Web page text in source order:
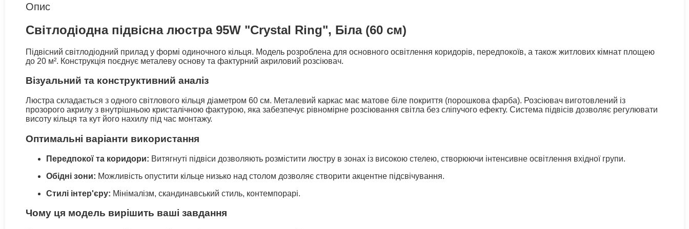
Опис
Світлодіодна підвісна люстра 95W "Crystal Ring", Біла (60 см)
Підвісний світлодіодний прилад у формі одиночного кільця. Модель розроблена для основного освітлення коридорів, передпокоїв, а також житлових кімнат площею
до 20 м². Конструкція поєднує металеву основу та фактурний акриловий розсіювач.
Візуальний та конструктивний аналіз
Люстра складається з одного світлового кільця діаметром 60 см. Металевий каркас має матове біле покриття (порошкова фарба). Розсіювач виготовлений із
прозорого акрилу з внутрішньою кристалічною фактурою, яка забезпечує рівномірне розсіювання світла без сліпучого ефекту. Система підвісів дозволяє регулювати
висоту кільця та кут його нахилу під час монтажу.
Оптимальні варіанти використання
Передпокої та коридори: Витягнуті підвіси дозволяють розмістити люстру в зонах із високою стелею, створюючи інтенсивне освітлення вхідної групи.
Обідні зони: Можливість опустити кільце низько над столом дозволяє створити акцентне підсвічування.
Стилі інтер'єру: Мінімалізм, скандинавський стиль, контемпорарі.
Чому ця модель вирішить ваші завдання